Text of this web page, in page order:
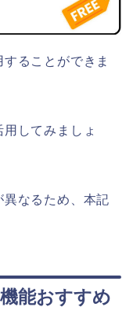
ることができま
してみましょ
なるため、本記
能おすすめ